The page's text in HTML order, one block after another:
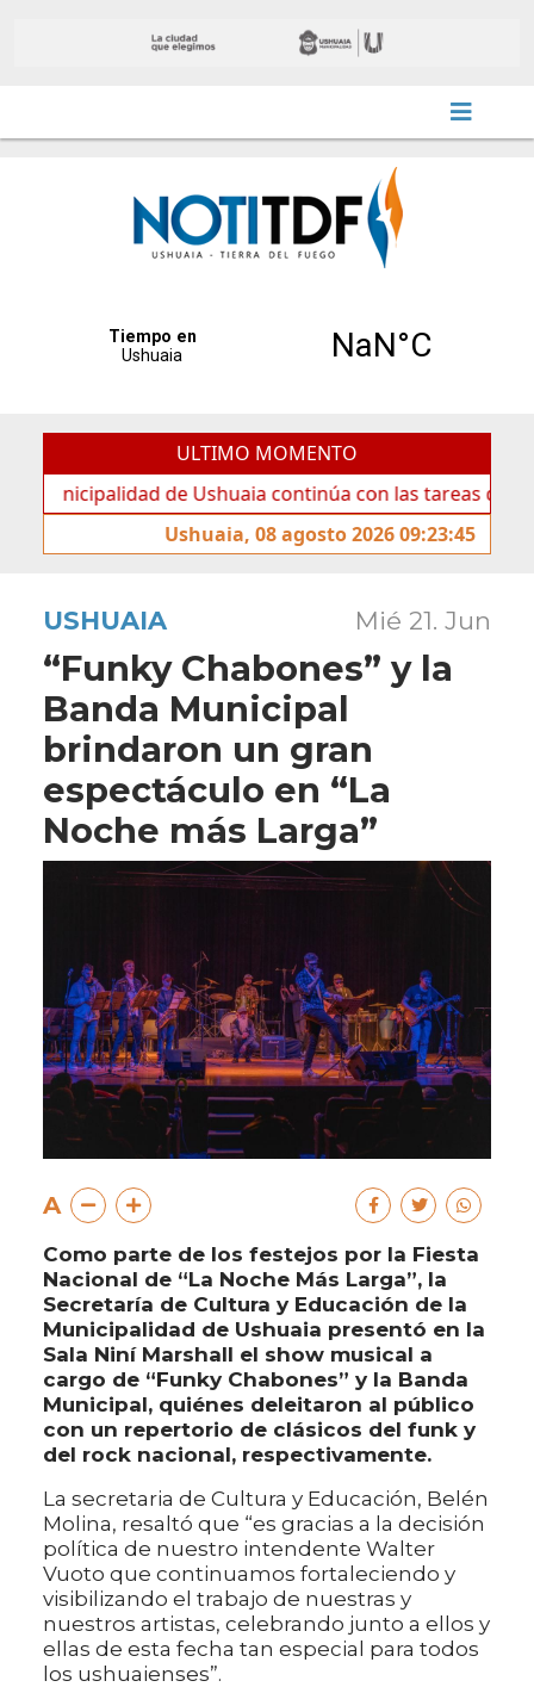
ULTIMO MOMENTO
de Ushuaia continúa con las tareas de
Ushuaia, 08 agosto 2026 09:23:45
USHUAIA Mié 21. Jun
“Funky Chabones” y la
Banda Municipal
brindaron un gran
espectáculo en “La
Noche más Larga”
A
Como parte de los festejos por la Fiesta
Nacional de “La Noche Más Larga”, la
Secretaría de Cultura y Educación de la
Municipalidad de Ushuaia presentó en la
Sala Niní Marshall el show musical a
cargo de “Funky Chabones” y la Banda
Municipal, quiénes deleitaron al público
con un repertorio de clásicos del funk y
del rock nacional, respectivamente.
La secretaria de Cultura y Educación, Belén
Molina, resaltó que “es gracias a la decisión
política de nuestro intendente Walter
Vuoto que continuamos fortaleciendo y
visibilizando el trabajo de nuestras y
nuestros artistas, celebrando junto a ellos y
ellas de esta fecha tan especial para todos
los ushuaienses”.